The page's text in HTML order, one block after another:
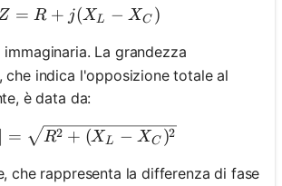
Z = R + j(X_L - X_C)
= R + j(XL − XC )
La grandezza
che indica l'opposizione totale al
è data da:
|Z| = \sqrt{R^2 + (X_L -
= R2 + (XL − XC )2
che rappresenta la differenza di fase